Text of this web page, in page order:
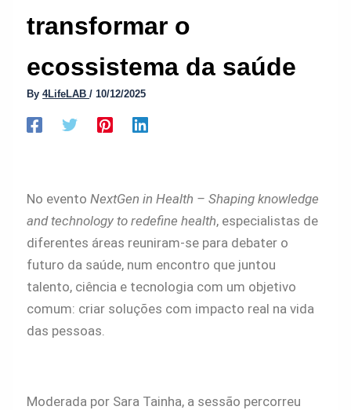
transformar o
ecossistema da saúde
By4LifeLAB/10/12/2025
No evento NextGen in Health – Shaping knowledge
and technology to redefine health, especialistas de
diferentes áreas reuniram-se para debater o
futuro da saúde, num encontro que juntou
talento, ciência e tecnologia com um objetivo
comum: criar soluções com impacto real na vida
das pessoas.
Moderada por Sara Tainha, a sessão percorreu